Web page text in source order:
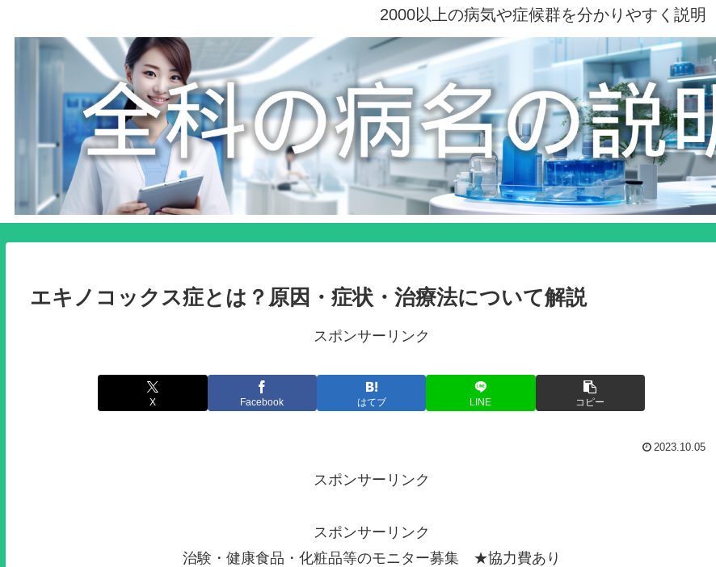
2000以上の病気や症候群を分かりやすく説明
エキノコックス症とは？原因・症状・治療法について解説
スポンサーリンク
X Facebook はてブ LINE コピー
2023.10.05
スポンサーリンク
スポンサーリンク
治験・健康食品・化粧品等のモニター募集 ★協力費あり